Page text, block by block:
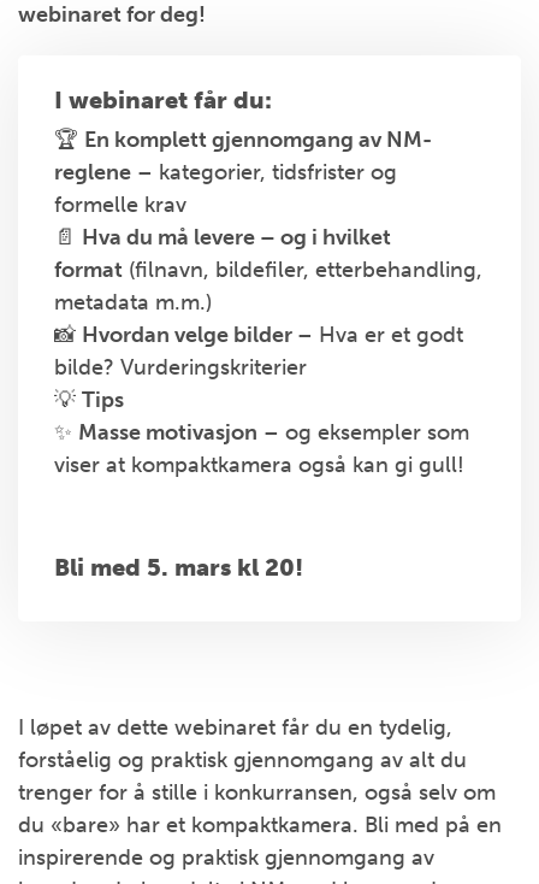
webinaret for deg!
I webinaret får du:
🏆 En komplett gjennomgang av NM-
reglene – kategorier, tidsfrister og
formelle krav
📄 Hva du må levere – og i hvilket
format (filnavn, bildefiler, etterbehandling,
metadata m.m.)
📸 Hvordan velge bilder – Hva er et godt
bilde? Vurderingskriterier
💡 Tips
✨ Masse motivasjon – og eksempler som
viser at kompaktkamera også kan gi gull!
Bli med 5. mars kl 20!
I løpet av dette webinaret får du en tydelig,
forståelig og praktisk gjennomgang av alt du
trenger for å stille i konkurransen, også selv om
du «bare» har et kompaktkamera. Bli med på en
inspirerende og praktisk gjennomgang av